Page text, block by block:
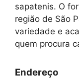
sapatenis. O
região de São
variedade e
quem procura
Endereço